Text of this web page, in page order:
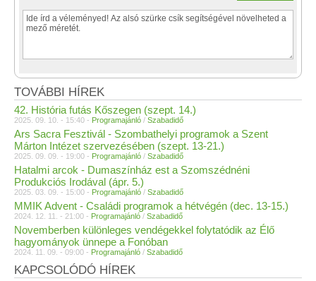
TOVÁBBI HÍREK
42. História futás Kőszegen (szept. 14.)
2025. 09. 10. - 15:40 - Programajánló / Szabadidő
Ars Sacra Fesztivál - Szombathelyi programok a Szent
Márton Intézet szervezésében (szept. 13-21.)
2025. 09. 09. - 19:00 - Programajánló / Szabadidő
Hatalmi arcok - Dumaszínház est a Szomszédnéni
Produkciós Irodával (ápr. 5.)
2025. 03. 09. - 15:00 - Programajánló / Szabadidő
MMIK Advent - Családi programok a hétvégén (dec. 13-15.)
2024. 12. 11. - 21:00 - Programajánló / Szabadidő
Novemberben különleges vendégekkel folytatódik az Élő
hagyományok ünnepe a Fonóban
2024. 11. 09. - 09:00 - Programajánló / Szabadidő
KAPCSOLÓDÓ HÍREK